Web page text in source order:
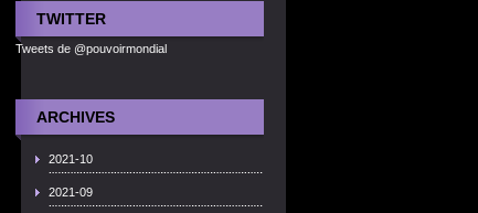
TWITTER
Tweets de @pouvoirmondial
ARCHIVES
2021-10
2021-09